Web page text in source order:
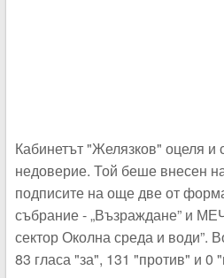
Кабинетът "Желязков" оцеля и
недоверие. Той беше внесен
подписите на още две от
събрание - „Възраждане” и
сектор Околна среда и води”.
83 гласа "за", 131 "против" и 0